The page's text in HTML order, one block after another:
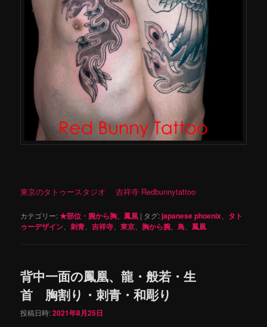
東京のタトゥースタジオ 吉祥寺 Redbunnytattoo
カテゴリー:★部位・腕から胸 鳳凰 | タグ:japanese phoenix
タト
ゥーデザイン 、刺青 、吉祥寺 、東京 胸から腕 、鳥 鳳凰
背中一面の鳳凰、龍・般若・生
首 胸割り・刺青・和彫り
投稿日時:2021年8月25日